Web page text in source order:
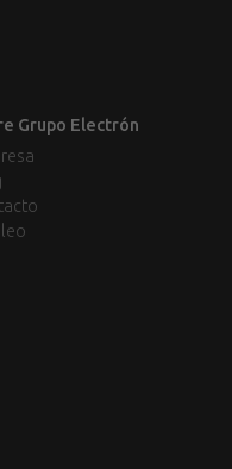
Grupo Electrón